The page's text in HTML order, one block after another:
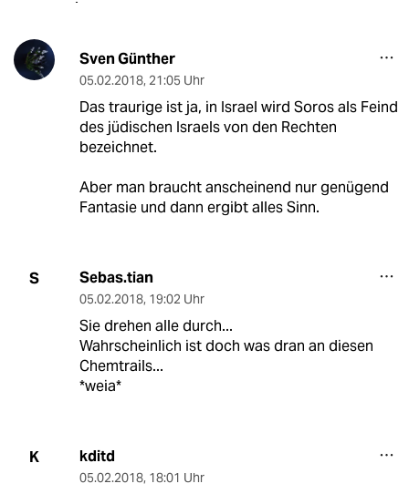
Sven Günther
05.02.2018, 21:05 Uhr
Das traurige ist ja, in Israel wird Soros als Feind
des jüdischen Israels von den Rechten
bezeichnet.
Aber man braucht anscheinend nur genügend
Fantasie und dann ergibt alles Sinn.
S Sebas.tian
05.02.2018, 19:02 Uhr
Sie drehen alle durch...
Wahrscheinlich ist doch was dran an diesen
Chemtrails...
*weia*
K kditd
05.02.2018, 18:01 Uhr